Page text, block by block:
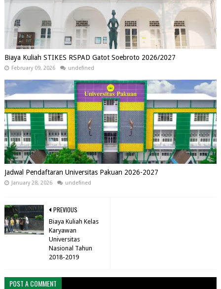
Biaya Kuliah STIKES RSPAD Gatot Soebroto 2026/2027
February 09, 2026 undefined
Jadwal Pendaftaran Universitas Pakuan 2026-2027
January 28, 2026 undefined
PREVIOUS
Biaya Kuliah Kelas
Karyawan
Universitas
Nasional Tahun
2018-2019
POST A COMMENT